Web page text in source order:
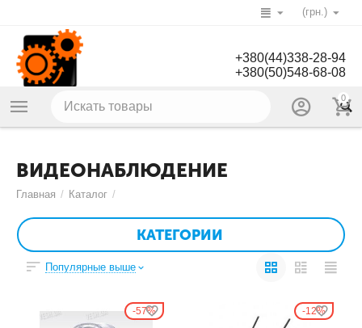
(грн.)
+380(44)338-28-94
+380(50)548-68-08
0
ВИДЕОНАБЛЮДЕНИЕ
Главная / Каталог /
КАТЕГОРИИ
Популярные выше
57% 12%